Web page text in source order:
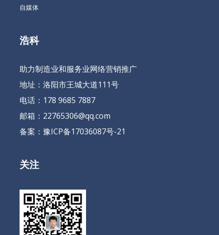
自媒体
浩科
助力制造业和服务业网络营销推广
地址：洛阳市王城大道111号
电话：178 9685 7887
邮箱：22765306@qq.com
备案： 豫ICP备17036087号-21
关注